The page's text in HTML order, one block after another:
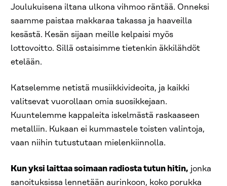
Joulukuisena iltana ulkona vihmoo räntää. Onneksi
saamme paistaa makkaraa takassa ja haaveilla
kesästä. Kesän sijaan meille kelpaisi myös
lottovoitto. Sillä ostaisimme tietenkin äkkilähdöt
etelään.
Katselemme netistä musiikkivideoita, ja kaikki
valitsevat vuorollaan omia suosikkejaan.
Kuuntelemme kappaleita iskelmästä raskaaseen
metalliin. Kukaan ei kummastele toisten valintoja,
vaan niihin tutustutaan mielenkiinnolla.
Kun yksi laittaa soimaan radiosta tutun hitin, jonka
sanoituksissa lennetään aurinkoon, koko porukka